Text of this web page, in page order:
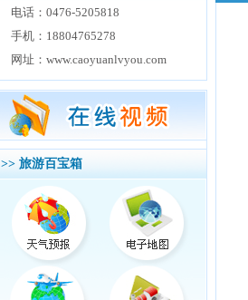
电话：0476-5205818
手机：18804765278
网址：www.caoyuanlvyou.com
>> 旅游百宝箱